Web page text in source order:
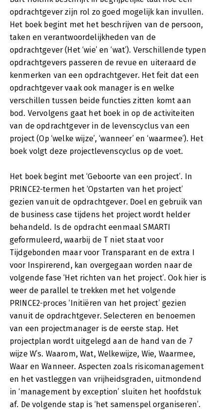
opdrachtgever zijn rol zo goed mogelijk kan invullen.
Het boek begint met het beschrijven van de persoon,
taken en verantwoordelijkheden van de
opdrachtgever (Het ‘wie’ en ‘wat’). Verschillende typen
opdrachtgevers passeren de revue en uiteraard de
kenmerken van een opdrachtgever. Het feit dat een
opdrachtgever vaak ook manager is en welke
verschillen tussen beide functies zitten komt aan
bod. Vervolgens gaat het boek in op de activiteiten
van de opdrachtgever in de levenscyclus van een
project (Op ‘welke wijze’, ‘wanneer’ en ‘waarmee’). Het
boek volgt deze projectlevenscyclus op de voet.
Het boek begint met ‘Geboorte van een project’. In
PRINCE2-termen het ‘Opstarten van het project’
gezien vanuit de opdrachtgever. Doel en gebruik van
de business case tijdens het project wordt helder
behandeld. Is de opdracht eenmaal SMARTI
geformuleerd, waarbij de T niet staat voor
Tijdgebonden maar voor Transparant en de extra I
voor Inspirerend, kan overgegaan worden naar de
volgende fase ‘Het richten van het project’. Ook hier is
weer de parallel te trekken met het volgende
PRINCE2-proces ‘Initiëren van het project’ gezien
vanuit de opdrachtgever. Selecteren en benoemen
van een projectmanager is de eerste stap. Het
projectplan wordt uitgelegd aan de hand van de 7
wijze W’s. Waarom, Wat, Welkewijze, Wie, Waarmee,
Waar en Wanneer. Aspecten zoals risicomanagement
en het vastleggen van vrijheidsgraden, uitmondend
in ‘management by exception’ sluiten het hoofdstuk
af. De volgende stap is ‘het samenspel organiseren’.